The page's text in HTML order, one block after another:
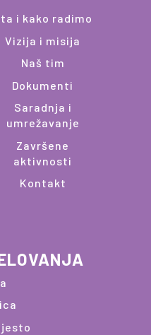
i kako radimo
Vizija i misija
Naš tim
Dokumenti
Saradnja i
umrežavanje
Završene
aktivnosti
Kontakt